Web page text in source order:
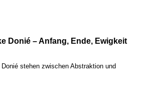
Donié – Anfang, Ende, Ewigkeit
stehen zwischen Abstraktion und